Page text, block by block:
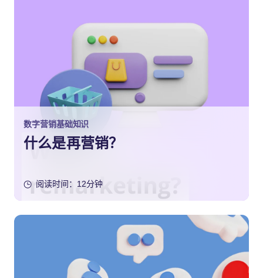
数字营销基础知识
什么是再营销？
阅读时间：12分钟